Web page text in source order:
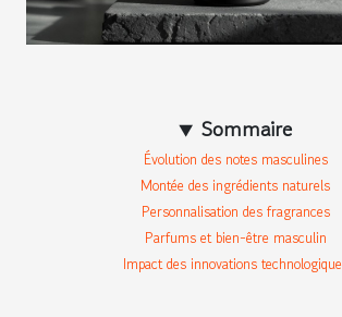
Sommaire
Évolution des notes masculines
Montée des ingrédients naturels
Personnalisation des fragrances
Parfums et bien-être masculin
Impact des innovations